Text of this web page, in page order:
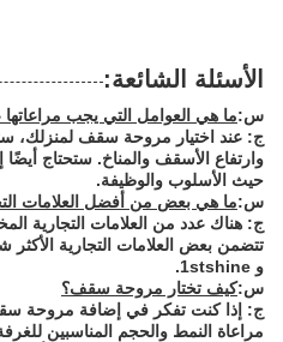
الأسئلة الشائعة:
س:ما هي العوامل التي يجب مراعاتها
ج: عند اختيار مروحة سقف لمنزلك،
وارتفاع الأسقف والمناخ. ستحتاج
حيث الأسلوب والوظيفة.
س:ما هي بعض من أفضل العلامات
ج: هناك عدد من العلامات التجارية
و 1stshine.
س:كيف تختار مروحة سقف؟
ج: إذا كنت تفكر في إضافة مروحة
مراعاة النمط والحجم المناسبين